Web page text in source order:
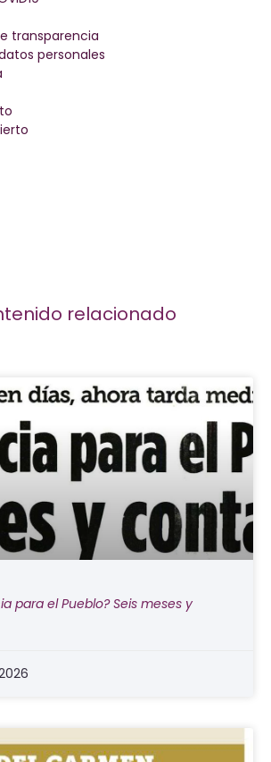
transparencia
personales
relacionado
para el Pueblo? Seis meses y